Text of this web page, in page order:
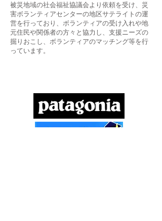
被災地域の社会福祉協議会より依頼を受け、災
害ボランティアセンターの地区サテライトの運
営を行っており、ボランティアの受け入れや地
元住民や関係者の方々と協力し、支援ニーズの
掘りおこし、ボランティアのマッチング等を行
っています。